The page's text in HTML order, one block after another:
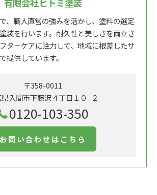
有限会社ヒトミ塗装
、職人直営の強みを活かし、塗料の選定
装を行います。耐久性と美しさを両立さ
ターケアに注力して、地域に根差したサ
提供しています。
〒358-0011
入間市下藤沢４丁目１０−２
0120-103-350
お問い合わせはこちら